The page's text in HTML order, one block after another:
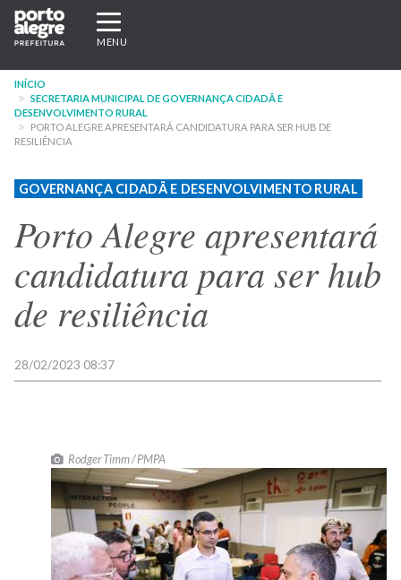
Pular
para
conteúdo
principal
Expandir/recolher
navegação
MENU
INÍCIO
SECRETARIA MUNICIPAL DE GOVERNANÇA CIDADÃ E
DESENVOLVIMENTO RURAL
PORTO ALEGRE APRESENTARÁ CANDIDATURA PARA SER HUB DE
RESILIÊNCIA
GOVERNANÇA CIDADÃ E DESENVOLVIMENTO RURAL
Porto Alegre apresentará
candidatura para ser hub
de resiliência
28/02/2023 08:37
Rodger Timm / PMPA